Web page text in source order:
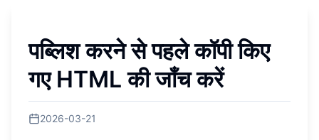
पब्लिश करने से पहले कॉपी किए
गए HTML की जाँच करें
2026-03-21